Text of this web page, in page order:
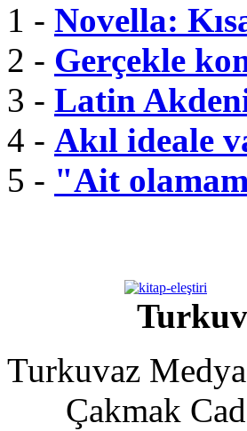
1 - Novella:
2 - Gerçekle
3 - Latin
4 - Akıl ideale
5 - "Ait
Turkuvaz
Çakmak